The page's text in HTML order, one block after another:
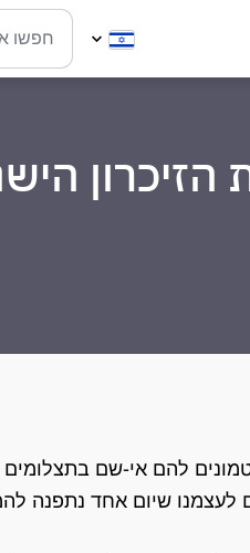
להם אי-שם בתצלומים
לעצמנו שיום אחד נתפנה